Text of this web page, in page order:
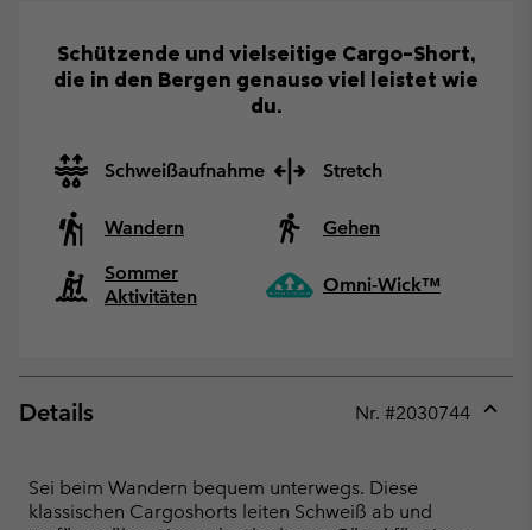
Schützende und vielseitige Cargo-Short,
die in den Bergen genauso viel leistet wie
du.
Schweißaufnahme Stretch
Wandern
Gehen
Sommer
Aktivitäten
Omni-Wick™
Details Nr. #2030744
Sei beim Wandern bequem unterwegs. Diese
klassischen Cargoshorts leiten Schweiß ab und